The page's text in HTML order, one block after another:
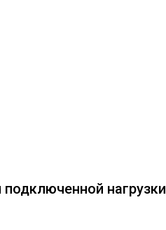
нагрузки